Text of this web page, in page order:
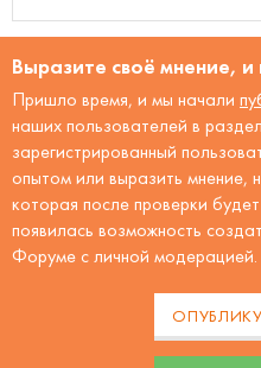
Выразите своё мнение,
Пришло время, и мы начали
наших пользователей в
зарегистрированный
опытом или выразить мнение,
которая после проверки
появилась возможность
Форуме с личной модерацией.